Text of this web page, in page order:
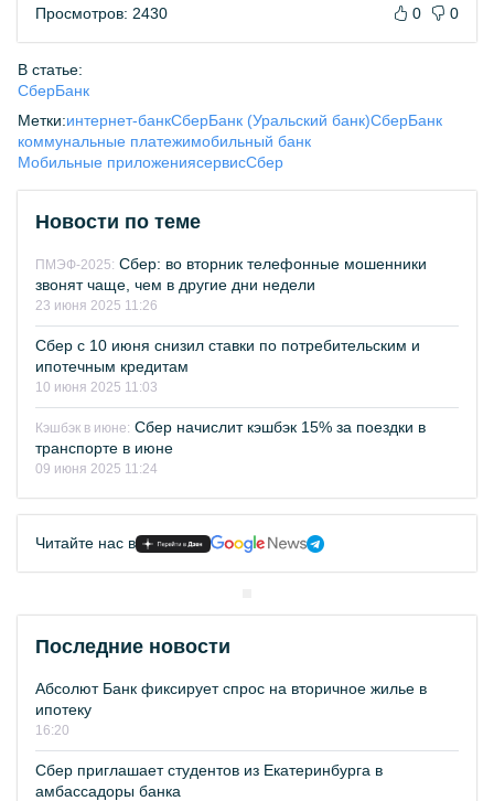
Просмотров: 2430 0 0
В статье:
СберБанк
Метки:интернет-банкСберБанк (Уральский банк)СберБанк
коммунальные платежимобильный банк
Мобильные приложениясервисСбер
Новости по теме
ПМЭФ-2025: Сбер: во вторник телефонные мошенники
звонят чаще, чем в другие дни недели
23 июня 2025 11:26
Сбер с 10 июня снизил ставки по потребительским и
ипотечным кредитам
10 июня 2025 11:03
Кэшбэк в июне: Сбер начислит кэшбэк 15% за поездки в
транспорте в июне
09 июня 2025 11:24
Читайте нас в
Последние новости
Абсолют Банк фиксирует спрос на вторичное жилье в
ипотеку
16:20
Сбер приглашает студентов из Екатеринбурга в
амбассадоры банка